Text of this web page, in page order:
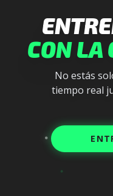
CON LA
No estás
tiempo real